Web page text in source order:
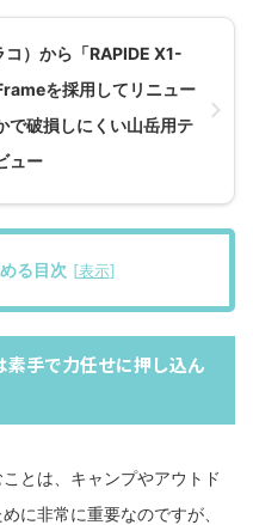
）から「RAPIDE X1-
を採用してリニュー
で破損しにくい山岳用テ
ュー
る目次 [表示]
素手で力任せに押し込ん
とは、キャンプやアウトド
に非常に重要なのですが、